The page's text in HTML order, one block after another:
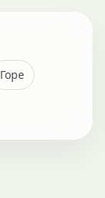
Горе